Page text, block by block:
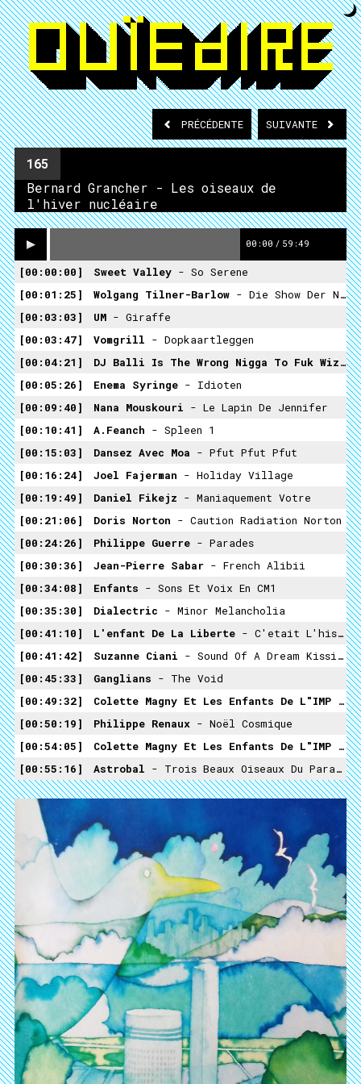
PRÉCÉDENTE SUIVANTE
165
Bernard Grancher - Les oiseaux de
l'hiver nucléaire
00:00 / 59:49
00:00:00 Sweet Valley - So Serene
00:01:25
Wolgang Tilner-Barlow - Die Show Der Nicht
00:03:03
UM - Giraffe
00:03:47
Vomgrill - Dopkaartleggen
00:04:21
DJ Balli Is The Wrong Nigga To Fuk Wiz !
00:05:26
Enema Syringe - Idioten
00:09:40
Nana Mouskouri - Le Lapin De Jennifer
00:10:41
A.Feanch - Spleen 1
00:15:03
Dansez Avec Moa - Pfut Pfut Pfut
00:16:24
Joel Fajerman - Holiday Village
00:19:49
Daniel Fikejz - Maniaquement Votre
00:21:06
Doris Norton - Caution Radiation Norton
00:24:26
Philippe Guerre - Parades
00:30:36
Jean-Pierre Sabar - French Alibii
00:34:08
Enfants - Sons Et Voix En CM1
00:35:30
Dialectric - Minor Melancholia
00:41:10
L'enfant De La Liberte - C'etait L'histoire
00:41:42
Suzanne Ciani - Sound Of A Dream Kissing
00:45:33
Ganglians - The Void
00:49:32
Colette Magny Et Les Enfants De L"IMP
00:50:19
Philippe Renaux - Noël Cosmique
00:54:05
Colette Magny Et Les Enfants De L"IMP
00:55:16
Astrobal - Trois Beaux Oiseaux Du Paradis (ft Nina Savary)